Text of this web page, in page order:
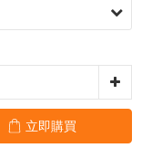
立即購買